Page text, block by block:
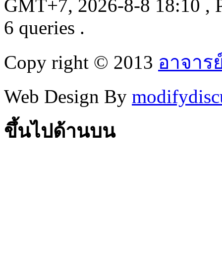
GMT+7, 2026-8-8 18:10 ,
6 queries .
Copy right © 2013 อาจาร
Web Design By
ขึ้นไปด้านบน